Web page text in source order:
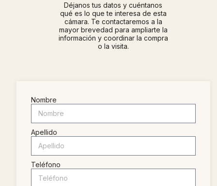
Déjanos tus datos y cuéntanos
qué es lo que te interesa de esta
cámara. Te contactaremos a la
mayor brevedad para ampliarte la
información y coordinar la compra
o la visita.
Nombre
Apellido
Teléfono